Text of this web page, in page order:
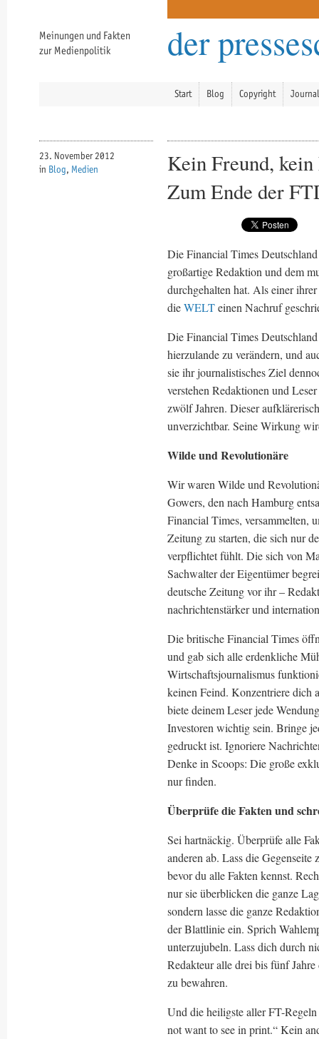
Meinungen und Fakten
zur Medienpolitik
der
Start Blog Copyright
23. November 2012
in Blog, Medien
Kein Freund,
Zum Ende der
Die Financial Times
großartige Redaktion und dem
durchgehalten hat. Als einer
dieWELTeinen Nachruf
Die Financial Times
hierzulande zu verändern, und
sie ihr journalistisches Ziel
verstehen Redaktionen und
zwölf Jahren. Dieser
unverzichtbar. Seine Wirkung
Wilde und Revolutionäre
Wir waren Wilde und
Gowers, den nach Hamburg
Financial Times, versammelten,
Zeitung zu starten, die sich nur
verpflichtet fühlt. Die sich von
Sachwalter der Eigentümer
deutsche Zeitung vor ihr –
nachrichtenstärker und
Die britische Financial Times
und gab sich alle erdenkliche
Wirtschaftsjournalismus
keinen Feind. Konzentriere dich
biete deinem Leser jede
Investoren wichtig sein. Bringe
gedruckt ist. Ignoriere
Denke in Scoops: Die große
nur finden.
Überprüfe die Fakten und
Sei hartnäckig. Überprüfe alle
anderen ab. Lass die
bevor du alle Fakten kennst.
nur sie überblicken die ganze
sondern lasse die ganze
der Blattlinie ein. Sprich
unterzujubeln. Lass dich durch
Redakteur alle drei bis fünf
zu bewahren.
Und die heiligste aller FT-
not want to see in print.“ Kein